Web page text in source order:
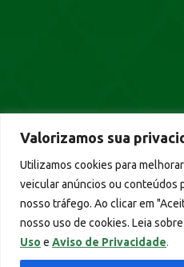
Valorizamos sua
Utilizamos cookies para
veicular anúncios ou conteúdos
nosso tráfego. Ao clicar em
nosso uso de cookies. Leia
Uso e Aviso de Privacidade.
NEWSLETTER
Cadastre-se e fique